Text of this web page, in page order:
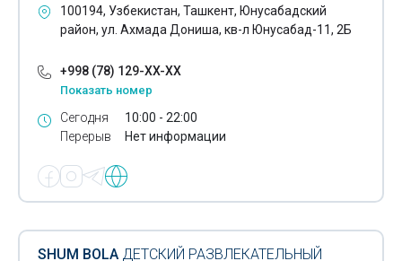
100194, Узбекистан, Ташкент, Юнусабадский
район, ул. Ахмада Дониша, кв-л Юнусабад-11, 2Б
+998 (78) 129-XX-XX
Показать номер
Сегодня
Перерыв
10:00 - 22:00
Нет информации
SHUM BOLA ДЕТСКИЙ РАЗВЛЕКАТЕЛЬНЫЙ